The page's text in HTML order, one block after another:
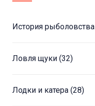
История рыболовства
Ловля щуки (32)
Лодки и катера (28)